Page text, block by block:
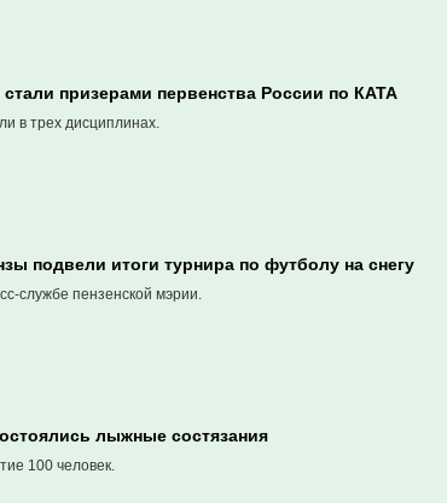
призерами первенства России по КАТА
в трех дисциплинах.
подвели итоги турнира по футболу на снегу
службе пензенской мэрии.
лыжные состязания
100 человек.